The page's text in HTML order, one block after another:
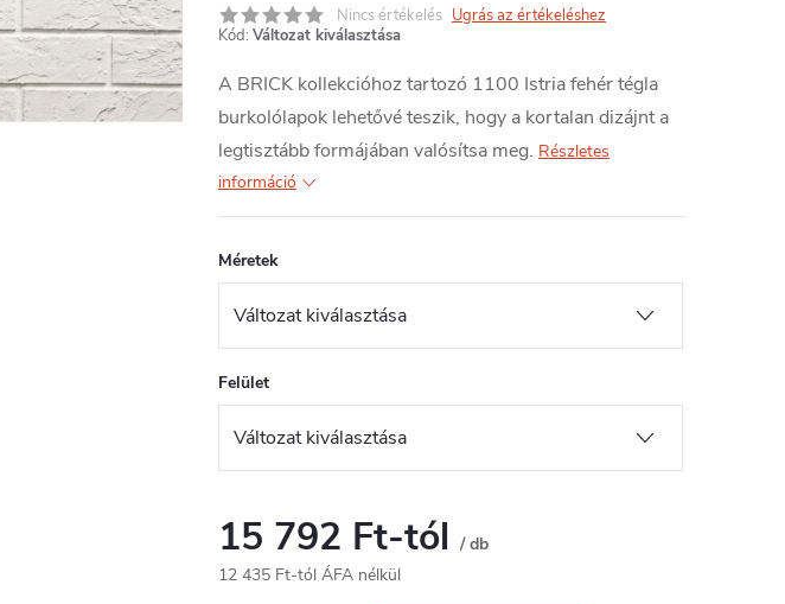
Nincs értékelés Ugrás az értékeléshez
Kód: Változat kiválasztása
A BRICK kollekcióhoz tartozó 1100 Istria fehér tégla
burkolólapok lehetővé teszik, hogy a kortalan dizájnt a
legtisztább formájában valósítsa meg. Részletes
információ
Méretek
Felület
15 792 Ft-tól / db
12 435 Ft-tól ÁFA nélkül